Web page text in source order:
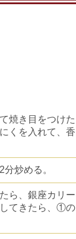
焼き目をつけた
くを入れて、香
炒める。
ら、銀座カリー
てきたら、①の